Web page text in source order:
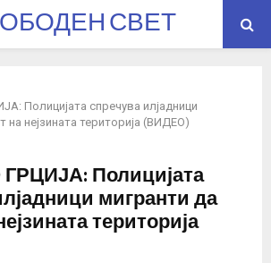
СВЕТ
Полицијата спречува илјадници
на нејзината територија (ВИДЕО)
Полицијата
мигранти да
територија